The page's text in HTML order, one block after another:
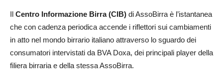
Il Centro Informazione Birra (CIB) di AssoBirra è l’istantanea
che con cadenza periodica accende i riflettori sui cambiamenti
in atto nel mondo birrario italiano attraverso lo sguardo dei
consumatori intervistati da BVA Doxa, dei principali player della
filiera birraria e della stessa AssoBirra.